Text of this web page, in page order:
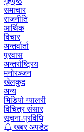
समाचार
राजनीति
आर्थिक
विचार
अन्तर्वार्ता
प्रवास
अन्तर्राष्ट्रिय
मनोरञ्जन
खेलकुद
अन्य
भिडियो ग्यालरी
विचित्र संसार
सूचना-प्रविधि
खबर अपडेट